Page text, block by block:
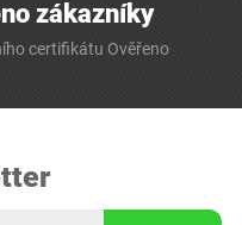
zákazníky
certifikátu Ověřeno